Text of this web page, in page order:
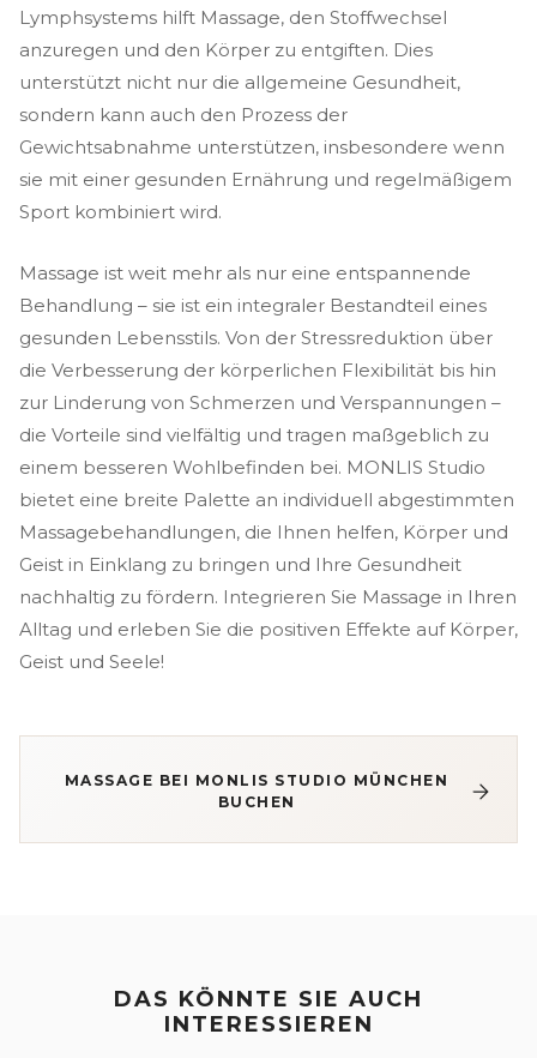
Lymphsystems hilft Massage, den Stoffwechsel
anzuregen und den Körper zu entgiften. Dies
unterstützt nicht nur die allgemeine Gesundheit,
sondern kann auch den Prozess der
Gewichtsabnahme unterstützen, insbesondere wenn
sie mit einer gesunden Ernährung und regelmäßigem
Sport kombiniert wird.
Massage ist weit mehr als nur eine entspannende
Behandlung – sie ist ein integraler Bestandteil eines
gesunden Lebensstils. Von der Stressreduktion über
die Verbesserung der körperlichen Flexibilität bis hin
zur Linderung von Schmerzen und Verspannungen –
die Vorteile sind vielfältig und tragen maßgeblich zu
einem besseren Wohlbefinden bei. MONLIS Studio
bietet eine breite Palette an individuell abgestimmten
Massagebehandlungen, die Ihnen helfen, Körper und
Geist in Einklang zu bringen und Ihre Gesundheit
nachhaltig zu fördern. Integrieren Sie Massage in Ihren
Alltag und erleben Sie die positiven Effekte auf Körper,
Geist und Seele!
MASSAGE BEI MONLIS STUDIO MÜNCHEN
BUCHEN
DAS KÖNNTE SIE AUCH
INTERESSIEREN